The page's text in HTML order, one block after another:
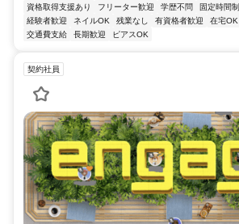
資格取得支援あり
フリーター歓迎 学歴不問 固定時間制
経験者歓迎
ネイルOK 残業なし 有資格者歓迎 在宅OK
交通費支給
長期歓迎 ピアスOK
契約社員